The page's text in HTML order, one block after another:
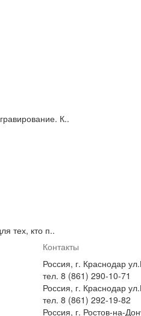
К..
тех, кто п..
Контакты
Россия, г. Краснодар
тел. 8 (861) 290-10-71
Россия, г. Краснодар
тел. 8 (861) 292-19-82
Россия, г. Ростов-на-